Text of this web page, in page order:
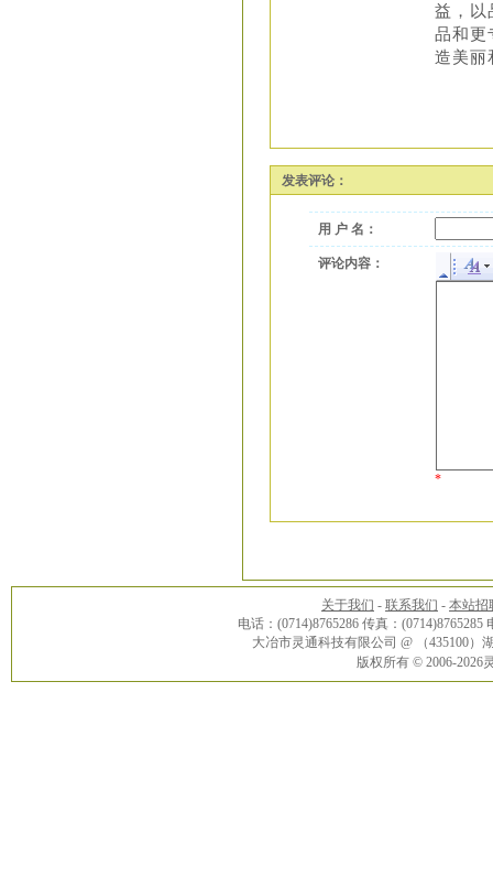
益，以
品和更
造美丽
发表评论：
用 户 名：
评论内容：
*
关于我们 - 联系我们 - 本站招
电话：(0714)8765286 传真：(0714)8765285
大冶市灵通科技有限公司 @ （435100
版权所有 © 2006-2026